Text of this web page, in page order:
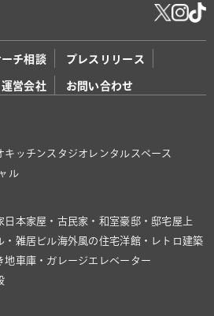
チ相談 プレスリリース
運営会社
お問い合わせ
キッチンスタジオ レンタルスペース
ル
日本家屋・古民家・和室豪邸・邸宅屋上
・雑居ビル海外風の住宅洋館・レトロ建築
地 車庫・ガレージ エレベーター